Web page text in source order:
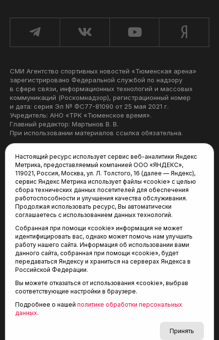
СМИ Агентство спортивных новостей «Тюменская арена»
зарегистрировано Федеральной службой по надзору
в сфере связи, информационных технологий и массовых
коммуникаций (Роскомнадзор), регистрационный номер
и дата: серия Эл № ФС77-81090 от 25 мая 2021 г.
Учредитель: АНО «ТРК «Тюменское время».
Главный редактор: Мартынов В. В.
При использовании материалов ссылка обязательна.
Редакция:
625035, Тюмень, пр. Геологоразведчиков, 28А
(3452) 68-22-28
tum-arena@mail.ru
Отдел продаж:
(3452) 68-89-78
kotovaev@sibinformburo.ru
© 2001-2026 Агентство спортивных новостей
Настоящий ресурс использует сервис веб-аналитики Яндекс
Метрика, предоставляемый компанией ООО «ЯНДЕКС»,
119021, Россия, Москва, ул. Л. Толстого, 16 (далее — Яндекс),
сервис Яндекс Метрика использует файлы «cookie» с целью
сбора технических данных посетителей для обеспечения
работоспособности и улучшения качества обслуживания.
Продолжая использовать ресурс, Вы автоматически
соглашаетесь с использованием данных технологий.
Собранная при помощи «cookie» информация не может
идентифицировать вас, однако может помочь нам улучшить
работу нашего сайта. Информация об использовании вами
данного сайта, собранная при помощи «cookie», будет
передаваться Яндексу и храниться на серверах Яндекса в
Российской Федерации.
Вы можете отказаться от использования «cookie», выбрав
соответствующие настройки в браузере.
Подробнее о нашей политике обработки персональных
данных.
Принять